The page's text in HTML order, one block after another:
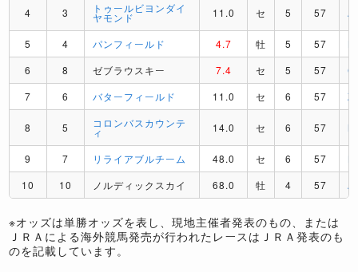
4 3 トゥールビヨンダイ
ヤモンド 11.0 セ 5 57 A
5 4 パンフィールド 4.7 牡 5 57
6
8 ゼブラウスキー 7.4 セ 5 57
C
7
6 バターフィールド 11.0 セ 6 57 Z
8 5 コロンバスカウンテ
ィ 14.0 セ 6 57
9 7 リライアブルチーム 48.0 セ 6 57
10
10 ノルディックスカイ 68.0 牡 4 57 A
※オッズは単勝オッズを表し、現地主催者発表のもの、または
ＪＲＡによる海外競馬発売が行われたレースはＪＲＡ発表のも
のを記載しています。